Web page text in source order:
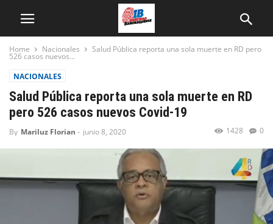
Home Nacionales Salud Pública reporta una sola muerte en RD pero
526 casos nuevos...
NACIONALES
Salud Pública reporta una sola muerte en RD
pero 526 casos nuevos Covid-19
By Mariluz Florian - junio 8, 2020 0
1428